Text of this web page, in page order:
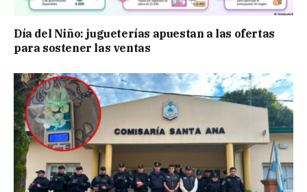
Día del Niño: jugueterías apuestan a las ofertas
para sostener las ventas